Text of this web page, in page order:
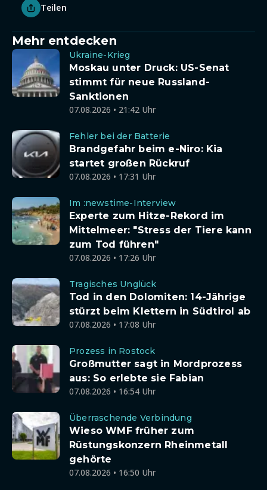
Teilen
Mehr entdecken
Ukraine-Krieg
Moskau unter Druck: US-Senat
stimmt für neue Russland-
Sanktionen
07.08.2026 • 21:42 Uhr
Fehler bei der Batterie
Brandgefahr beim e-Niro: Kia
startet großen Rückruf
07.08.2026 • 17:31 Uhr
Im :newstime-Interview
Experte zum Hitze-Rekord im
Mittelmeer: "Stress der Tiere kann
zum Tod führen"
07.08.2026 • 17:26 Uhr
Tragisches Unglück
Tod in den Dolomiten: 14-Jährige
stürzt beim Klettern in Südtirol ab
07.08.2026 • 17:08 Uhr
Prozess in Rostock
Großmutter sagt in Mordprozess
aus: So erlebte sie Fabian
07.08.2026 • 16:54 Uhr
Überraschende Verbindung
Wieso WMF früher zum
Rüstungskonzern Rheinmetall
gehörte
07.08.2026 • 16:50 Uhr